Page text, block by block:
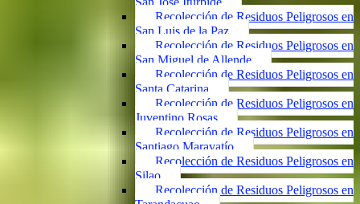
Recolección de Residuos Peligrosos en
San Luis de la Paz
Recolección de Residuos Peligrosos en
San Miguel de Allende
Recolección de Residuos Peligrosos en
Santa Catarina
Recolección de Residuos Peligrosos en
Juventino Rosas
Recolección de Residuos Peligrosos en
Santiago Maravatío
Recolección de Residuos Peligrosos en
Silao
Recolección de Residuos Peligrosos en